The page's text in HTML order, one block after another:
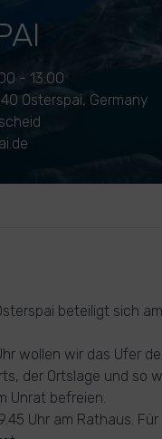
- 13:00
Osterspai, Germany
beteiligt sich
wollen wir das Ufer
der Ortslage und so
Unrat befreien.
Uhr am Rathaus.